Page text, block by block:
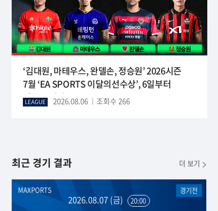
‘김대원, 마테우스, 완델손, 정승원’ 2026시즌
7월 ‘EA SPORTS 이달의선수상’, 6일부터
팬투표 시작
LEAGUE 2026.08.06 조회수 266
최근 경기 결과 더 보기
2026.08.07 (금) 20:00
MAXPORTS 경기전